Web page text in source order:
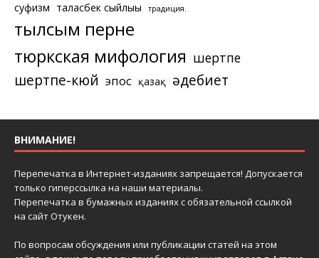
суфизм таласбек сыйлығы традиция.
тылсым перне
тюркская мифология шертпе
шертпе-кюй эпос қазақ әдебиет
ВНИМАНИЕ!
Перепечатка в Интернет-изданиях запрещается! Допускается
только гиперссылка на наши материалы.
Перепечатка в бумажных изданиях с обязательной ссылкой
на сайт Отукен.
По вопросам обсуждения или публикации статей на этом